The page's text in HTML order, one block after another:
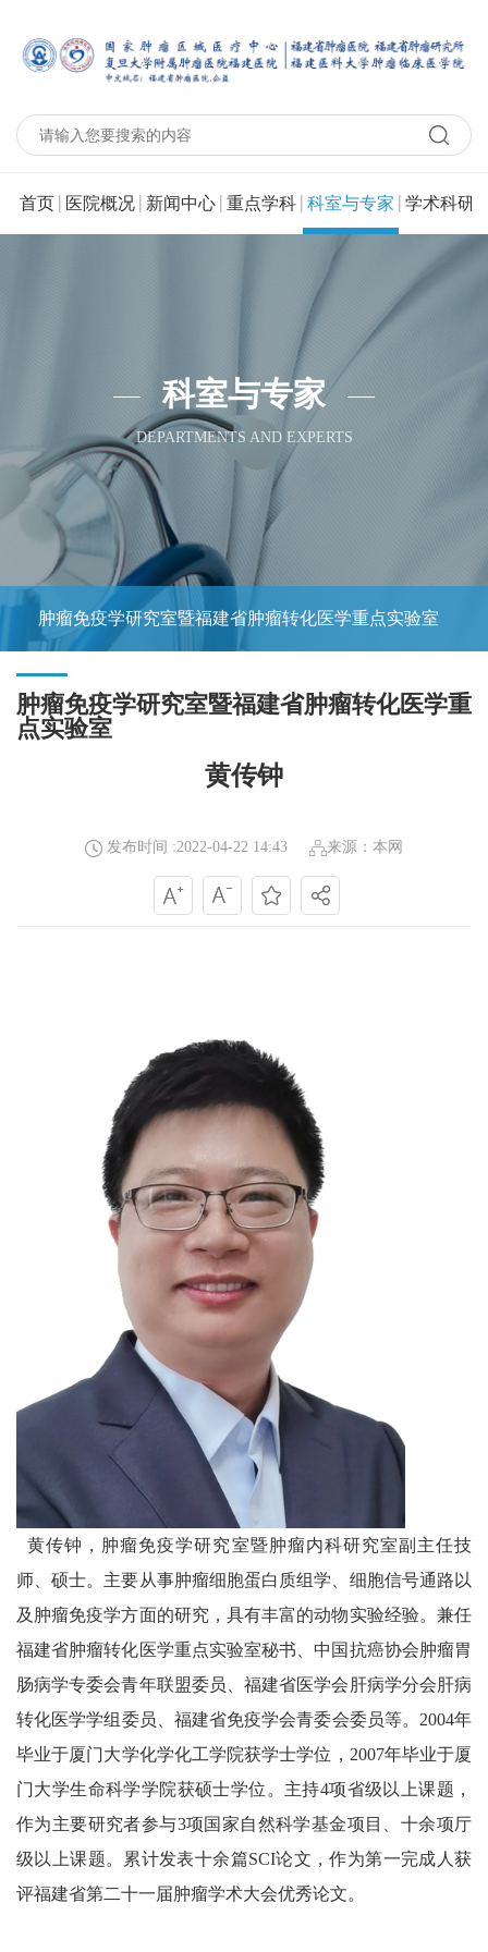
首页 | 医院概况 | 新闻中心 | 重点学科 | 科室与专家 | 学术科研
科室与专家
DEPARTMENTS AND EXPERTS
肿瘤免疫学研究室暨福建省肿瘤转化医学重点实验室
肿瘤免疫学研究室暨福建省肿瘤转化医学重
点实验室
黄传钟
发布时间 :2022-04-22 14:43 来源：本网
黄传钟，肿瘤免疫学研究室暨肿瘤内科研究室副主任技
师、硕士。主要从事肿瘤细胞蛋白质组学、细胞信号通路以
及肿瘤免疫学方面的研究，具有丰富的动物实验经验。兼任
福建省肿瘤转化医学重点实验室秘书、中国抗癌协会肿瘤胃
肠病学专委会青年联盟委员、福建省医学会肝病学分会肝病
转化医学学组委员、福建省免疫学会青委会委员等。2004年
毕业于厦门大学化学化工学院获学士学位，2007年毕业于厦
门大学生命科学学院获硕士学位。主持4项省级以上课题，
作为主要研究者参与3项国家自然科学基金项目、十余项厅
级以上课题。累计发表十余篇SCI论文，作为第一完成人获
评福建省第二十一届肿瘤学术大会优秀论文。